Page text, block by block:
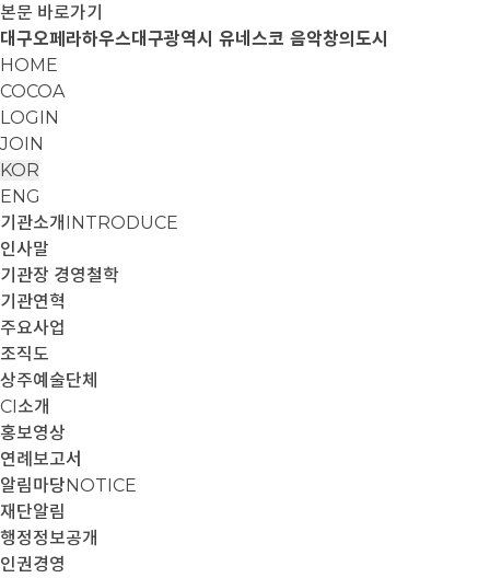
본문 바로가기
대구오페라하우스대구광역시 유네스코 음악창의도시
HOME
COCOA
LOGIN
JOIN
KOR
ENG
기관소개 INTRODUCE
인사말
기관장 경영철학
기관연혁
주요사업
조직도
상주예술단체
CI소개
홍보영상
연례보고서
알림마당NOTICE
재단알림
행정정보공개
인권경영